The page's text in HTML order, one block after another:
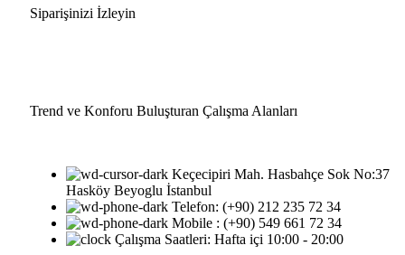
Siparişinizi İzleyin
Trend ve Konforu Buluşturan Çalışma Alanları
Keçecipiri Mah. Hasbahçe Sok No:37
Hasköy Beyoglu İstanbul
Telefon: (+90) 212 235 72 34
Mobile : ‪(+90) 549 661 72 34‬
Çalışma Saatleri: Hafta içi 10:00 - 20:00